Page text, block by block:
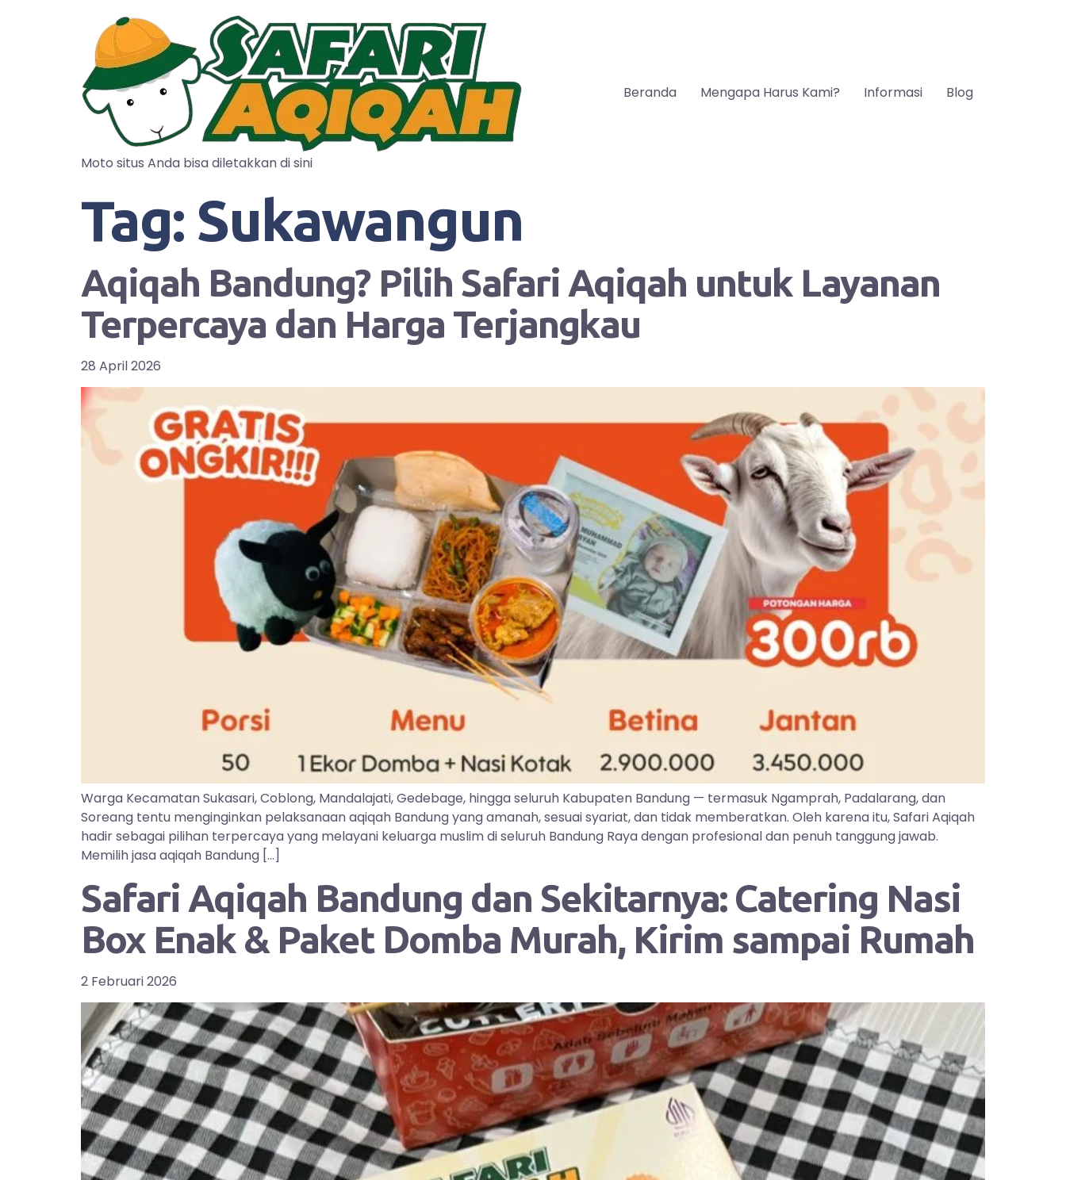
Moto situs Anda bisa diletakkan di sini
Beranda Mengapa Harus Kami? Informasi Blog
Tag: Sukawangun
Aqiqah Bandung? Pilih Safari Aqiqah untuk Layanan
Terpercaya dan Harga Terjangkau
28 April 2026
Warga Kecamatan Sukasari, Coblong, Mandalajati, Gedebage, hingga seluruh Kabupaten Bandung — termasuk Ngamprah, Padalarang, dan
Soreang tentu menginginkan pelaksanaan aqiqah Bandung yang amanah, sesuai syariat, dan tidak memberatkan. Oleh karena itu, Safari Aqiqah
hadir sebagai pilihan terpercaya yang melayani keluarga muslim di seluruh Bandung Raya dengan profesional dan penuh tanggung jawab.
Memilih jasa aqiqah Bandung […]
Safari Aqiqah Bandung dan Sekitarnya: Catering Nasi
Box Enak & Paket Domba Murah, Kirim sampai Rumah
2 Februari 2026